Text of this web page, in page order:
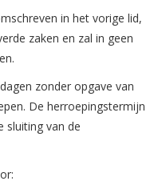
in het vorige lid,
zaken en zal in geen
zonder opgave van
De herroepingstermijn
sluiting van de